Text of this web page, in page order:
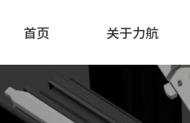
首页 关于力航